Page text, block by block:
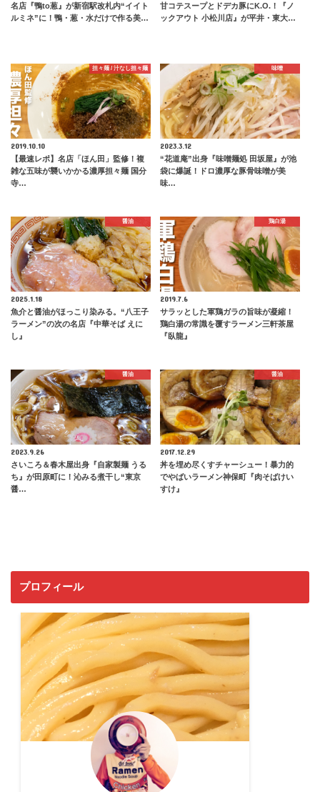
名店『鴨to葱』が新宿駅改札内“イイト
ルミネ”に！鴨・葱・水だけで作る美…
甘コテスープとドデカ豚にK.O.！『ノ
ックアウト 小松川店』が平井・東大…
担々麺 / 汁なし担々麺
2019.10.10
【最速レポ】名店「ほん田」監修！複
雑な五味が襲いかかる濃厚担々麺 国分
寺…
味噌
2023.3.12
“花道庵”出身『味噌麺処 田坂屋』が池
袋に爆誕！ドロ濃厚な豚骨味噌が美
味…
醤油
2025.1.18
魚介と醤油がほっこり染みる。“八王子
ラーメン”の次の名店『中華そば えに
し』
鶏白湯
2019.7.6
サラッとした軍鶏ガラの旨味が凝縮！
鶏白湯の常識を覆すラーメン三軒茶屋
『臥龍』
醤油
2023.9.26
さいころ＆春木屋出身『自家製麺 うる
ち』が田原町に！沁みる煮干し“東京
醤…
醤油
2017.12.29
丼を埋め尽くすチャーシュー！暴力的
でやばいラーメン神保町『肉そばけい
すけ』
プロフィール